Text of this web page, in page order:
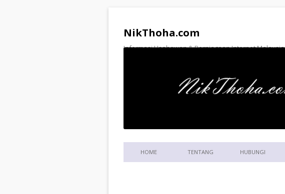
NikThoha.com
Informasi Usahawan & Perniagaan Internet Malaysia
HOME TENTANG HUBUNGI